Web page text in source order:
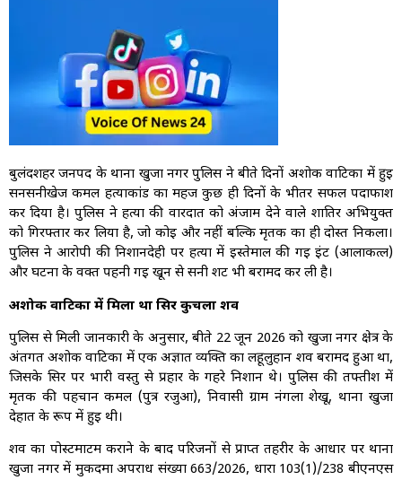
बुलंदशहर जनपद के थाना खुर्जा नगर पुलिस ने बीते दिनों अशोक वाटिका में हुई
सनसनीखेज कमल हत्याकांड का महज कुछ ही दिनों के भीतर सफल पर्दाफाश
कर दिया है। पुलिस ने हत्या की वारदात को अंजाम देने वाले शातिर अभियुक्त
को गिरफ्तार कर लिया है, जो कोई और नहीं बल्कि मृतक का ही दोस्त निकला।
पुलिस ने आरोपी की निशानदेही पर हत्या में इस्तेमाल की गई ईंट (आलाकत्ल)
और घटना के वक्त पहनी गई खून से सनी शर्ट भी बरामद कर ली है।
अशोक वाटिका में मिला था सिर कुचला शव
पुलिस से मिली जानकारी के अनुसार, बीते 22 जून 2026 को खुर्जा नगर क्षेत्र के
अंतर्गत अशोक वाटिका में एक अज्ञात व्यक्ति का लहूलुहान शव बरामद हुआ था,
जिसके सिर पर भारी वस्तु से प्रहार के गहरे निशान थे। पुलिस की तफ्तीश में
मृतक की पहचान कमल (पुत्र रजुआ), निवासी ग्राम नंगला शेखू, थाना खुर्जा
देहात के रूप में हुई थी।
शव का पोस्टमार्टम कराने के बाद परिजनों से प्राप्त तहरीर के आधार पर थाना
खुर्जा नगर में मुकदमा अपराध संख्या 663/2026, धारा 103(1)/238 बीएनएस